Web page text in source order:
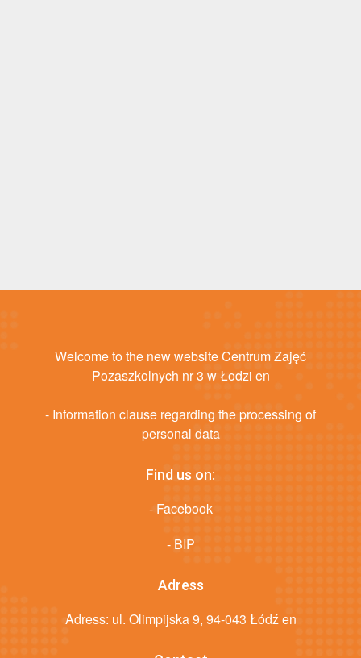
Welcome to the new website Centrum Zajęć
Pozaszkolnych nr 3 w Łodzi en
- Information clause regarding the processing of
personal data
Find us on:
- Facebook
- BIP
Adress
Adress: ul. Olimpijska 9, 94-043 Łódź en